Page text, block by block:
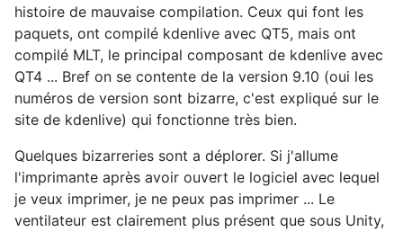
histoire de mauvaise compilation. Ceux qui font les
paquets, ont compilé kdenlive avec QT5, mais ont
compilé MLT, le principal composant de kdenlive avec
QT4 ... Bref on se contente de la version 9.10 (oui les
numéros de version sont bizarre, c'est expliqué sur le
site de kdenlive) qui fonctionne très bien.
Quelques bizarreries sont a déplorer. Si j'allume
l'imprimante après avoir ouvert le logiciel avec lequel
je veux imprimer, je ne peux pas imprimer ... Le
ventilateur est clairement plus présent que sous Unity,